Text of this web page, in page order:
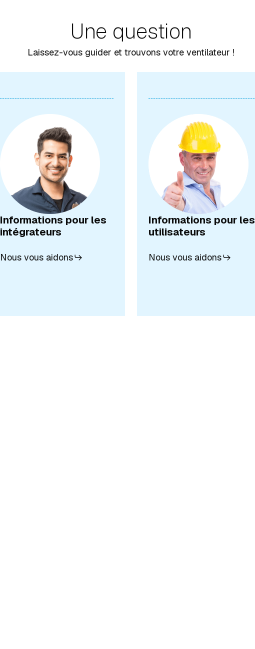
Une question
Laissez-vous guider et trouvons votre ventilateur !
Informations pour les
intégrateurs
Nous vous aidons
Informations pour les
utilisateurs
Nous vous aidons